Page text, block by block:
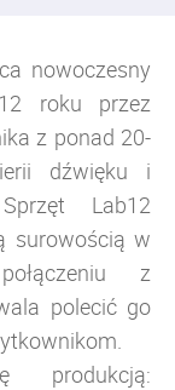
nowoczesny
roku przez
z ponad 20-
dźwięku i
Sprzęt Lab12
surowością w
z
polecić go
produkcją: